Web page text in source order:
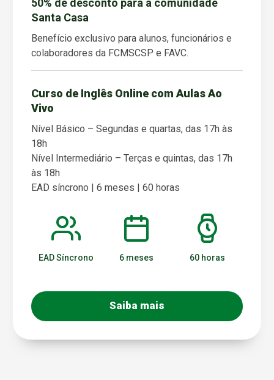
50% de desconto para a comunidade
Santa Casa
Benefício exclusivo para alunos, funcionários e
colaboradores da FCMSCSP e FAVC.
Curso de Inglês Online com Aulas Ao
Vivo
Nível Básico – Segundas e quartas, das 17h às
18h
Nível Intermediário – Terças e quintas, das 17h
às 18h
EAD síncrono | 6 meses | 60 horas
EAD Síncrono 6 meses 60 horas
Saiba mais